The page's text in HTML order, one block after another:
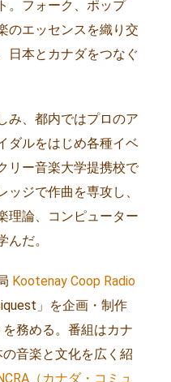
。フォーク、ポップ
のエッセンスを織り交
日本とカナダをつなぐ
み、都内ではプロのア
ダルをはじめ各種イベ
リー音楽大学提携校で
ジで作曲を専攻し、
理論、コンピューター
だ。
Kootenay Coop Radio
」を企画・制作
務める。番組はカナ
音楽と文化を広く紹
（カナダ・コミュ